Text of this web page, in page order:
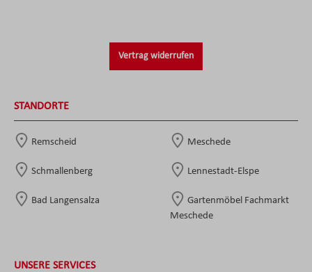
Vertrag widerrufen
STANDORTE
Remscheid Meschede
Schmallenberg Lennestadt-Elspe
Bad Langensalza
Gartenmöbel Fachmarkt
Meschede
UNSERE SERVICES